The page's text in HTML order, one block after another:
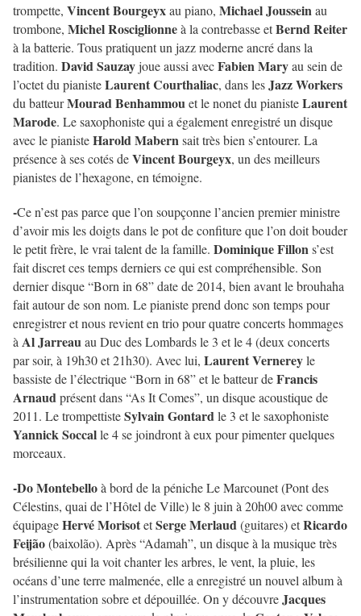
trompette, Vincent Bourgeyxau piano, Michael Jousseinau
trombone, Michel Rosciglionneà la contrebasse etBernd Reiter
à la batterie. Tous pratiquent un jazz moderne ancré dans la
tradition. David Sauzayjoue aussi avecFabien Maryau sein de
l’octet du pianisteLaurent Courthaliac, dans lesJazz Workers
du batteurMourad Benhammouet le nonet du pianisteLaurent
Marode. Le saxophoniste qui a également enregistré un disque
avec le pianisteHarold Mabernsait très bien s’entourer. La
présence à ses cotés deVincent Bourgeyx, un des meilleurs
pianistes de l’hexagone, en témoigne.
-Ce n’est pas parce que l’on soupçonne l’ancien premier ministre
d’avoir mis les doigts dans le pot de confiture que l’on doit bouder
le petit frère, le vrai talent de la famille. Dominique Fillons’est
fait discret ces temps derniers ce qui est compréhensible. Son
dernier disque “Born in 68”date de 2014, bien avant le brouhaha
fait autour de son nom. Le pianiste prend donc son temps pour
enregistrer et nous revient en trio pour quatre concerts hommages
à Al Jarreauau Duc des Lombards le 3 et le 4 (deux concerts
par soir, à 19h30 et 21h30). Avec lui, Laurent Vernereyle
bassiste de l’électrique “Born in 68” et le batteur deFrancis
Arnaudprésent dans “As It Comes”, un disque acoustique de
2011. Le trompettisteSylvain Gontardle 3 et le saxophoniste
Yannick Soccalle 4 se joindront à eux pour pimenter quelques
morceaux.
-Do Montebelloà bord de la péniche Le Marcounet (Pont des
Célestins, quai de l’Hôtel de Ville) le 8 juin à 20h00 avec comme
équipageHervé MorisotetSerge Merlaud(guitares) etRicardo
Feijão(baixolão). Après “Adamah”, un disque à la musique très
brésilienne qui la voit chanter les arbres, le vent, la pluie, les
océans d’une terre malmenée, elle a enregistré un nouvel album à
l’instrumentation sobre et dépouillée. On y découvreJacques